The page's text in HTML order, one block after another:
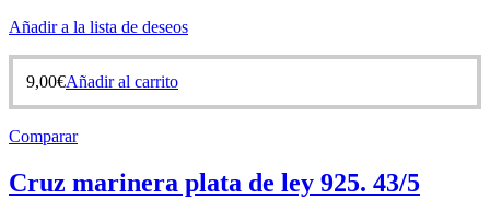
Añadir a la lista de deseos
9,00€Añadir al carrito
Comparar
Cruz marinera plata de ley 925. 43/5